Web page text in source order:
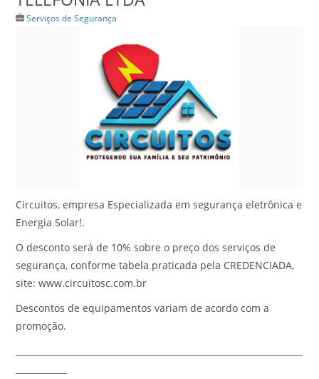
Serviços de Segurança
Circuitos, empresa Especializada em segurança eletrônica e
Energia Solar!.
O desconto será de 10% sobre o preço dos serviços de
segurança, conforme tabela praticada pela CREDENCIADA,
site: www.circuitosc.com.br
Descontos de equipamentos variam de acordo com a
promoção.